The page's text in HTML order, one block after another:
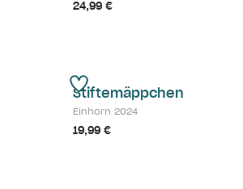
24,99 €
Stiftemäppchen
Einhorn 2024
19,99 €